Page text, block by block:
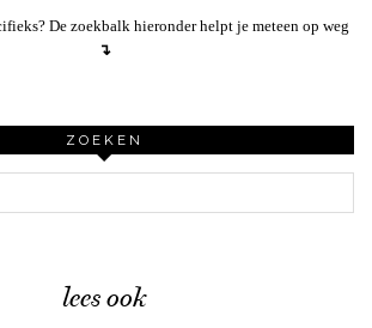
De zoekbalk hieronder helpt je meteen op weg
↴
ZOEKEN
lees ook